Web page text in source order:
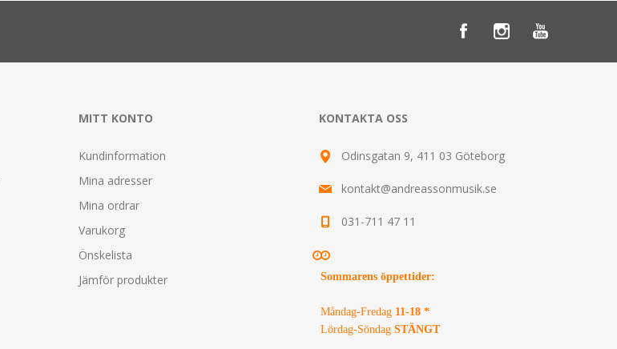
MITT KONTO
Kundinformation
Mina adresser
Mina ordrar
Varukorg
Önskelista
Jämför produkter
KONTAKTA OSS
Odinsgatan 9, 411 03 Göteborg
kontakt@andreassonmusik.se
031-711 47 11
Sommarens öppettider:
Måndag-Fredag 11-18 *
Lördag-Söndag STÄNGT